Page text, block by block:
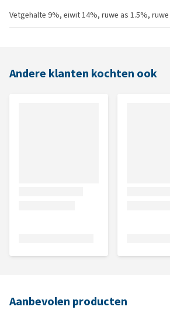
Vetgehalte 9%, eiwit 14%, ruwe as 1.5%,
Andere klanten kochten ook
Aanbevolen producten